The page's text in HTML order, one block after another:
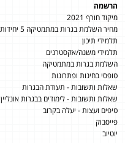
הרשמה
מיקוד חורף 2021
מחיר השלמת בגרות במתמטיקה 5 יחידות
תלמידי תיכון
תלמידי משנה/אקסטרנים
השלמת בגרות במתמטיקה
טופסי בחינות ופתרונות
שאלות ותשובות - תעודת הבגרות
שאלות ותשובות - לימודים בבגרות אונליין
טיפים ועצות - יעלה בקרוב
פייסבוק
יוטיוב